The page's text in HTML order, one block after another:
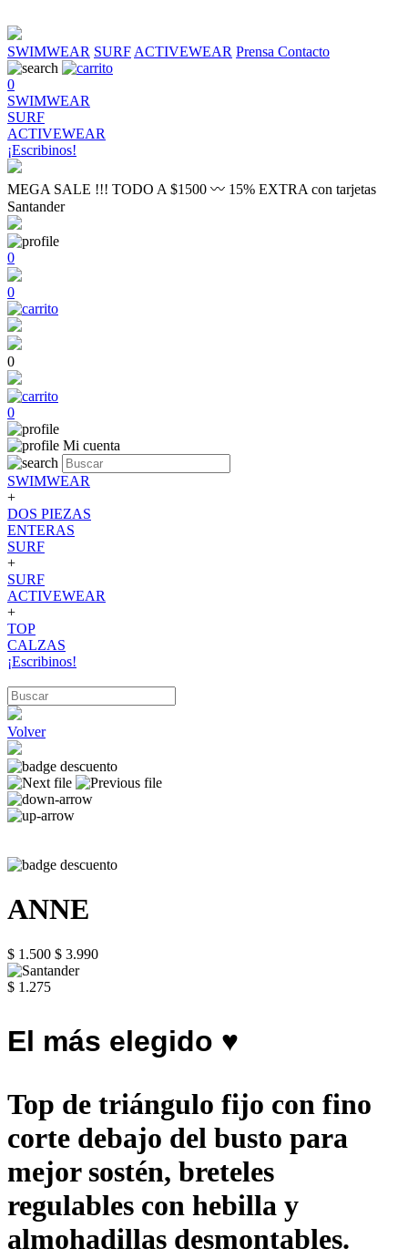
SWIMWEAR SURF ACTIVEWEAR Prensa Contacto
0
SWIMWEAR
SURF
ACTIVEWEAR
¡Escribinos!
MEGA SALE !!! TODO A $1500 〰 15% EXTRA con tarjetas
Santander
0
0
0
0
Mi cuenta
SWIMWEAR
+
DOS PIEZAS
ENTERAS
SURF
+
SURF
ACTIVEWEAR
+
TOP
CALZAS
¡Escribinos!
Volver
ANNE
$ 1.500 $ 3.990
$ 1.275
El más elegido ♥
Top de triángulo fijo con fino
corte debajo del busto para
mejor sostén, breteles
regulables con hebilla y
almohadillas desmontables.